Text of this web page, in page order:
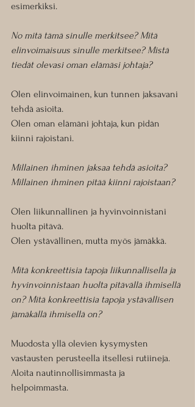
esimerkiksi.
No mitä tämä sinulle merkitsee? Mitä
elinvoimaisuus sinulle merkitsee? Mistä
tiedät olevasi oman elämäsi johtaja?
Olen elinvoimainen, kun tunnen jaksavani
tehdä asioita.
Olen oman elämäni johtaja, kun pidän
kiinni rajoistani.
Millainen ihminen jaksaa tehdä asioita?
Millainen ihminen pitää kiinni rajoistaan?
Olen liikunnallinen ja hyvinvoinnistani
huolta pitävä.
Olen ystävällinen, mutta myös jämäkkä.
Mitä konkreettisia tapoja liikunnallisella ja
hyvinvoinnistaan huolta pitävällä ihmisellä
on? Mitä konkreettisia tapoja ystävällisen
jämäkällä ihmisellä on?
Muodosta yllä olevien kysymysten
vastausten perusteella itsellesi rutiineja.
Aloita nautinnollisimmasta ja
helpoimmasta.